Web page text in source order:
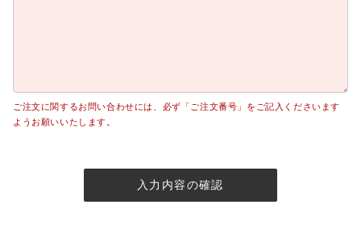
ご注文に関するお問い合わせには、必ず「ご注文番号」をご記入くださいます
ようお願いいたします。
入力内容の確認